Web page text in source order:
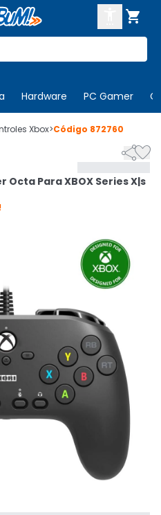

Hardware PC Gamer
SE
Xbox>Código 872760

Para XBOX Series X|s